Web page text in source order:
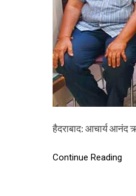
हैदराबाद: आचार्य आनंद
Continue Reading